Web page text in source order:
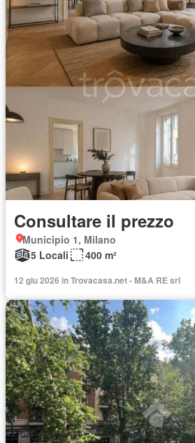
Consultare il prezzo
Municipio 1, Milano
5 Locali
400 m²
12 giu 2026 in Trovacasa.net - M&A RE srl